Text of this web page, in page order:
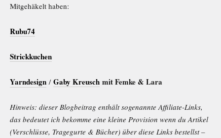
Mitgehäkelt haben:
Rubu74
Strickkuchen
Yarndesign / Gaby Kreusch mit Femke & Lara
Hinweis: dieser Blogbeitrag enthält sogenannte Affiliate-Links,
das bedeutet ich bekomme eine kleine Provision wenn du Artikel
(Verschlüsse, Tragegurte & Bücher) über diese Links bestellst –